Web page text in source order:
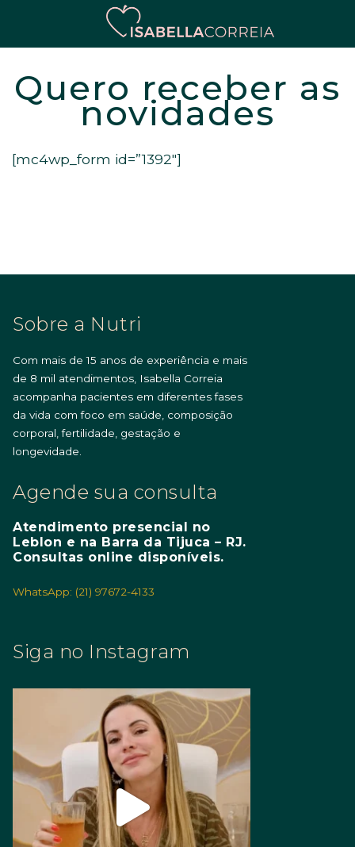
Quero receber as
novidades
[mc4wp_form id=”1392″]
Sobre a Nutri
Com mais de 15 anos de experiência e mais
de 8 mil atendimentos, Isabella Correia
acompanha pacientes em diferentes fases
da vida com foco em saúde, composição
corporal, fertilidade, gestação e
longevidade.
Agende sua consulta
Atendimento presencial no
Leblon e na Barra da Tijuca – RJ.
Consultas online disponíveis.
WhatsApp: (21) 97672-4133
Siga no Instagram